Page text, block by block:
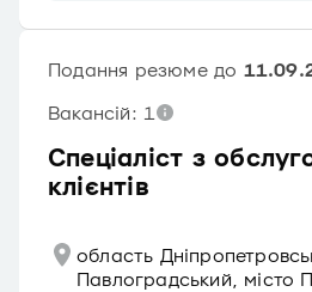
Спеціаліст з
клієнтів
Подання резюме до
Вакансій: 1
область
Павлоградський, місто